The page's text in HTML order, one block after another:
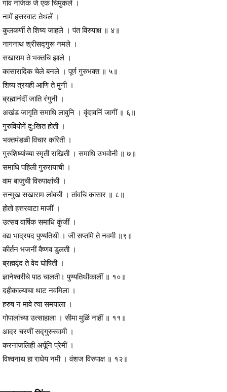
गांव नजिक जें एक चिमुकलें ।
नामें हत्तरवाट तेथलें ।
कुलकर्णी ते शिष्य जाहले । पंत विरुपाक्ष ॥ ४॥
नागनाथ श्रीसद्गुरू नमले ।
सखाराम ते भक्तचि झाले ।
कासारादिक चेले बनले । पूर्ण गुरुभक्त ॥ ५॥
शिष्य त्रयही आणि ते मुनी ।
ब्रह्मानंदीं जाति रंगुनी ।
अखंड जागृति समाधि लावुनि । वृंदावनिं जागीं ॥ ६॥
गुरुवियोगें दु:खित होती ।
भक्तमंडळी विचार करिती ।
गुरुशिष्यांच्या स्मृती राखिती । समाधि उभवोनी ॥ ७॥
समाधि पहिली गुरुरायाची ।
वाम बाजुची विरुपाक्षांची ।
सन्मुख सखाराम लांबची । तांवचि कासार ॥ ८॥
होतो हत्तरवाटा माजीं ।
उत्सव वार्षिक समाधि कुंजीं ।
वद्य भाद्रपद पुण्यतिथी । जी सप्तमि ते नवमी ॥९॥
कीर्तन भजनीं वैष्णव डुलती ।
ब्रह्मवृंद ते वेद घोषिती ।
ज्ञानेश्वरीचे पाठ चालती। पुण्यतिथीकालीं ॥ १०॥
दहीकाल्याचा थाट नवमिला ।
हरुष न मावे त्या समयाला ।
गोपालांच्या उत्साहाला । सीमा मुळिं नाहीं ॥ ११॥
आदर चरणीं सद्गुरुस्वामी ।
करनांजलिही अर्पूनि प्रेमीं ।
विश्वनाथ हा राधेय नमी । वंशज विरुपाक्ष ॥ १२॥